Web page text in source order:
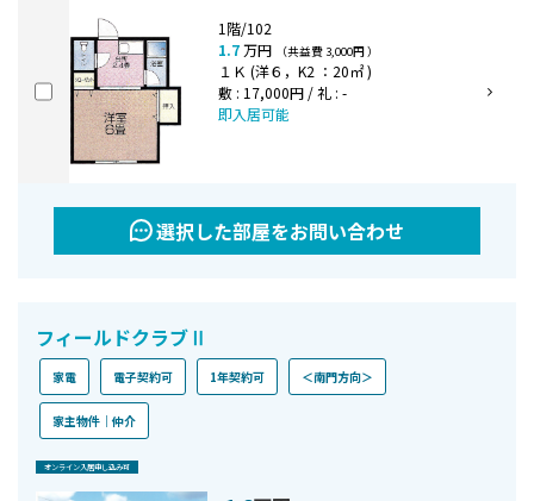
1階/102
1.7万円 （共益費 3,000円 ）
１Ｋ (洋６，K2 ：20㎡ )
敷 : 17,000円 / 礼 : -
即入居可能
選択した部屋をお問い合わせ
フィールドクラブⅡ
家電 電子契約可 1年契約可 ＜南門方向＞
家主物件｜仲介
オンライン⼊居申し込み可